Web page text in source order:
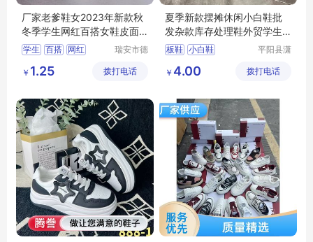
厂家老爹鞋女2023年新款秋
冬季学生网红百搭女鞋皮面
运动小白鞋潮
学生 百搭 网红
瑞安市德
￥ 1.25 拨打电话
夏季新款摆摊休闲小白鞋批
发杂款库存处理鞋外贸学生
百搭透气板鞋
板鞋 小白鞋
平阳县潇
务商行
￥ 4.00 拨打电话